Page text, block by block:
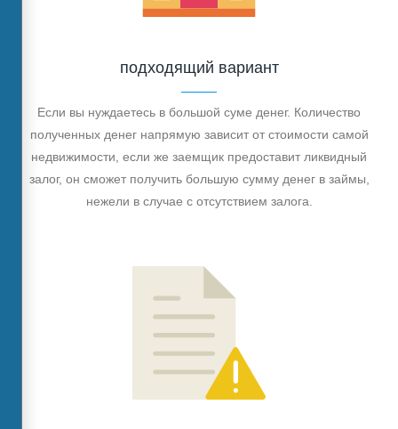
подходящий вариант
Если вы нуждаетесь в большой суме денег. Количество
полученных денег напрямую зависит от стоимости самой
недвижимости, если же заемщик предоставит ликвидный
залог, он сможет получить большую сумму денег в займы,
нежели в случае с отсутствием залога.